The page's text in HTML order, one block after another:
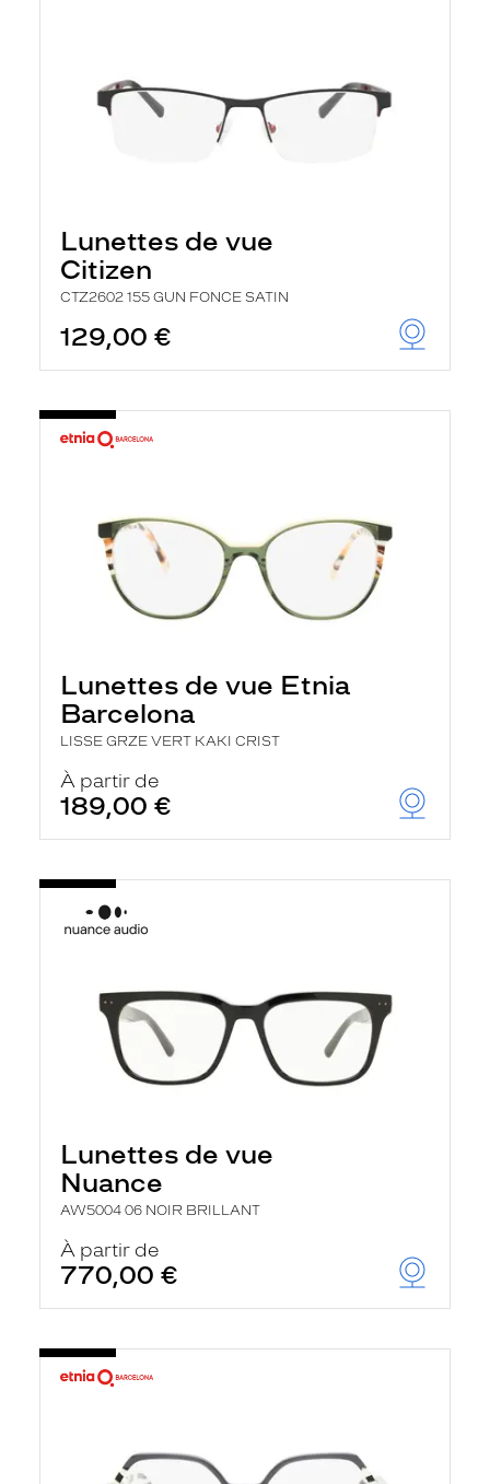
Lunettes de vue
Citizen
CTZ2602 155 GUN FONCE SATIN
129,00 €
Lunettes de vue Etnia
Barcelona
LISSE GRZE VERT KAKI CRIST
À partir de
189,00 €
Lunettes de vue
Nuance
AW5004 06 NOIR BRILLANT
À partir de
770,00 €